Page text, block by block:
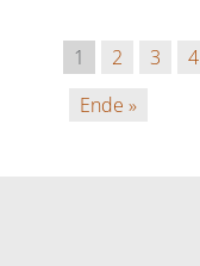
1
2 3 4
Ende »